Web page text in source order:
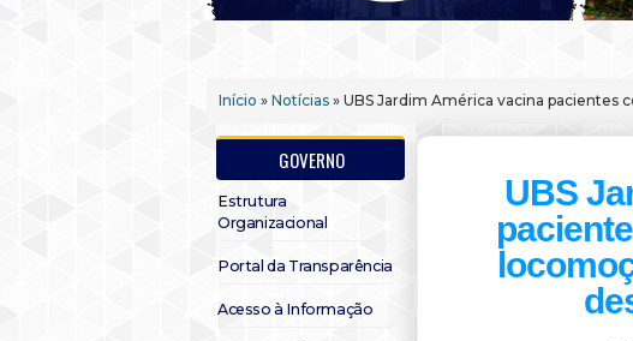
Início » Notícias » UBS Jardim América vacina
GOVERNO
Estrutura
Organizacional
Portal da Transparência
Acesso à Informação
UBS